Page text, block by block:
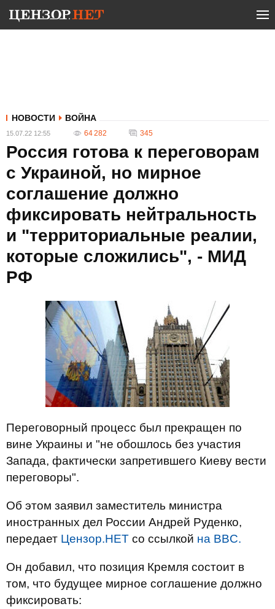
НОВОСТИ ВОЙНА
15.07.22 12:55 64 282 345
Россия готова к переговорам
с Украиной, но мирное
соглашение должно
фиксировать нейтральность
и "территориальные реалии,
которые сложились", - МИД
РФ
Переговорный процесс был прекращен по
вине Украины и "не обошлось без участия
Запада, фактически запретившего Киеву вести
переговоры".
Об этом заявил заместитель министра
иностранных дел России Андрей Руденко,
передает Цензор.НЕТ со ссылкой на BBC.
Он добавил, что позиция Кремля состоит в
том, что будущее мирное соглашение должно
фиксировать: